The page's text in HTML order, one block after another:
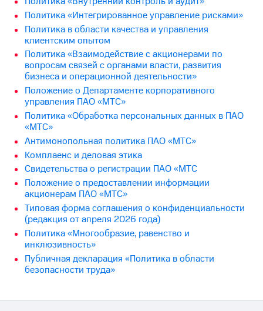
Новости
в
регионе
и акционерам
Корпоративное
управление
Корпоративный
секретарь
Раскрытие
информации
Информация
акционерам
Документы
"МТС"
Собрания
акционеров
Личный
кабинет
акционера
Акционерный
капитал
Контроль
аудит
Политика «Интегрированное управление рисками»
Политика в области качества и управления
клиентским опытом
Политика «Взаимодействие с акционерами по
вопросам связей с органами власти, развития
бизнеса и операционной деятельности»
Положение о Департаменте корпоративного
управления ПАО «МТС»
Политика «Обработка персональных данных в ПАО
«МТС»
Антимонопольная политика ПАО «МТС»
Комплаенс и деловая этика
Свидетельства о регистрации ПАО «МТС
Положение о предоставлении информации
акционерам ПАО «МТС»
Типовая форма соглашения о конфиденциальности
(редакция от апреля 2026 года)
Политика «Многообразие, равенство и
инклюзивность»
Публичная декларация «Политика в области
безопасности труда»